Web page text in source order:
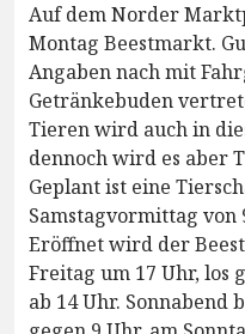
Auf dem Norder
Montag Beestmarkt.
Angaben nach mit
Getränkebuden
Tieren wird auch in
dennoch wird es aber
Geplant ist eine
Samstagvormittag von
Eröffnet wird der
Freitag um 17 Uhr, los
ab 14 Uhr.